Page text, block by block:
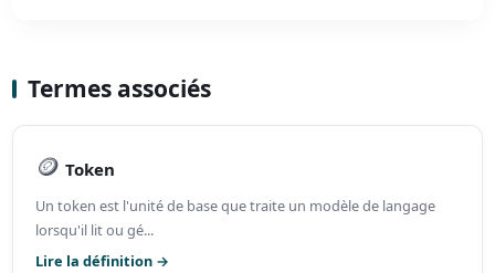
Termes associés
🪙 Token
Un token est l'unité de base que traite un modèle de langage
lorsqu'il lit ou gé...
Lire la définition →